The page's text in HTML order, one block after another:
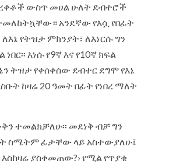
ውስጥ መሀል ሁለት ደብተሮች
አንደኛው የእሷ የበፊት
ለእኔ የትዝታ ምክንያት፣ ለእነርሱ ግን
እነሱ የ9ኛ እና የ10ኛ ክፍል
ትዝታ የቀሰቀሰው ደብተር ደግሞ የእኔ
ከዛሬ 20 ዓመት በፊት የነበረ ማለት
ተመልክቻለሁ፡፡ መደነቅ ብቻ ግን
ስሜትም ፊታቸው ላይ አስተውያለሁ፤
ያስቀመጠው?› የሚል የጥያቄ